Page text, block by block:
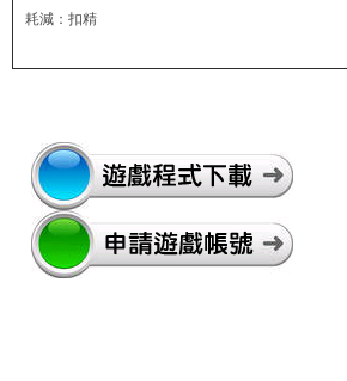
耗減：扣精